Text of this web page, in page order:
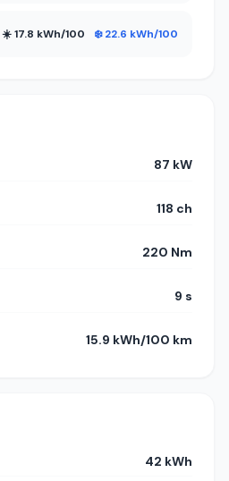
87 kW
118 ch
220 Nm
9 s
15.9 kWh/100 km
42 kWh
☀️ 17.8 kWh/100 ❄️ 22.6 kWh/100